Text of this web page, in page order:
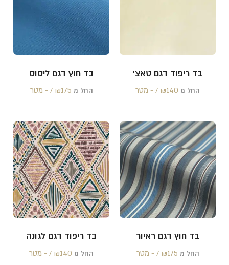
בד ריפוד דגם טאצ'
החל מ ₪140 /‏‏‎ ‎- מטר
בד חוץ דגם ליסוס
החל מ ₪175 /‏‏‎ ‎- מטר
בד חוץ דגם ראיור
החל מ ₪175 /‏‏‎ ‎- מטר
בד ריפוד דגם לגונה
החל מ ₪140 /‏‏‎ ‎- מטר